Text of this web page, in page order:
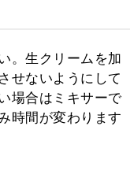
。生クリームを加
せないようにして
場合はミキサーで
時間が変わります